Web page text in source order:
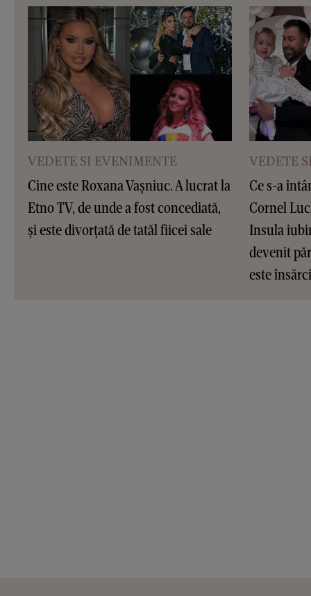
VEDETE SI EVENIMENTE
Cine este Roxana Vașniuc. A lucrat la
Etno TV, de unde a fost concediată,
și este divorțată de tatăl fiicei sale
VEDETE
Ce s-a
Cornel
Insula
devenit
este